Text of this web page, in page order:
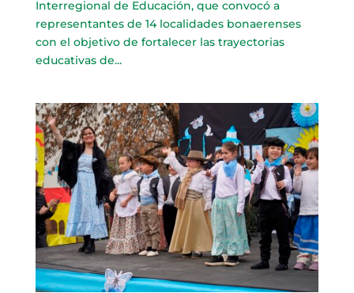
Interregional de Educación, que convocó a
representantes de 14 localidades bonaerenses
con el objetivo de fortalecer las trayectorias
educativas de...